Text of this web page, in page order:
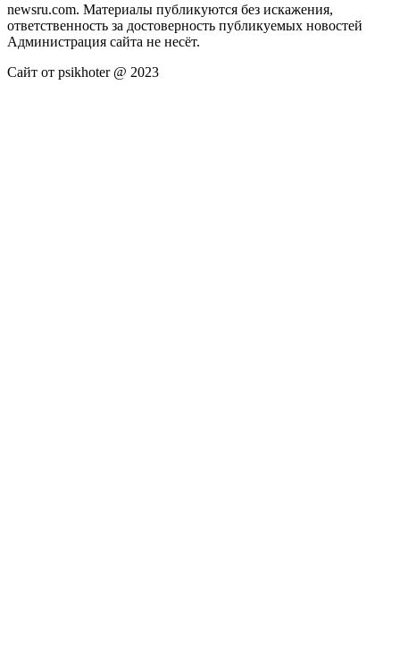
newsru.com. Материалы публикуются без искажения,
ответственность за достоверность публикуемых новостей
Администрация сайта не несёт.
Сайт от psikhoter @ 2023